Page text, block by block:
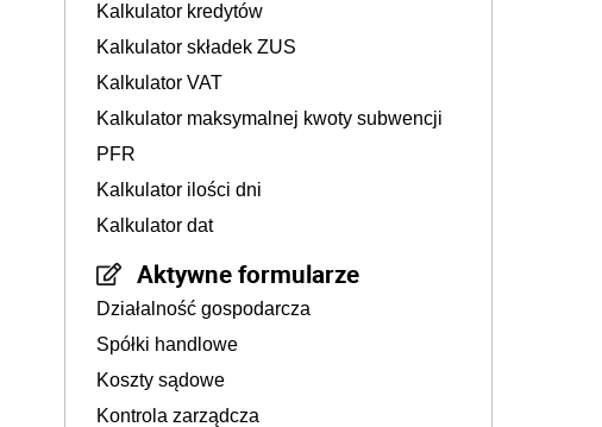
Kalkulator kredytów
Kalkulator składek ZUS
Kalkulator VAT
Kalkulator maksymalnej kwoty subwencji
PFR
Kalkulator ilości dni
Kalkulator dat
Aktywne formularze
Działalność gospodarcza
Spółki handlowe
Koszty sądowe
Kontrola zarządcza